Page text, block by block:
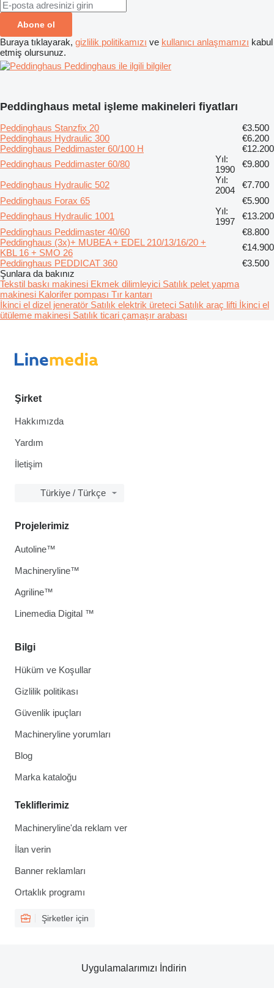
Abone ol
Buraya tıklayarak, gizlilik politikamızı ve kullanıcı anlaşmamızı kabul
etmiş olursunuz.
Peddinghaus ile ilgili bilgiler
Peddinghaus metal işleme makineleri fiyatları
Peddinghaus Stanzfix 20
€3.500
Peddinghaus Hydraulic 300
€6.200
Peddinghaus Peddimaster 60/100 H
€12.200
Peddinghaus Peddimaster 60/80
Yıl:
1990
€9.800
Peddinghaus Hydraulic 502
Yıl:
2004
€7.700
Peddinghaus Forax 65
€5.900
Peddinghaus Hydraulic 1001
Yıl:
1997
€13.200
Peddinghaus Peddimaster 40/60
€8.800
Peddinghaus (3x)+ MUBEA + EDEL 210/13/16/20 +
KBL 16 + SMO 26
€14.900
Peddinghaus PEDDICAT 360
€3.500
Şunlara da bakınız
Tekstil baskı makinesi Ekmek dilimleyici Satılık pelet yapma
makinesi Kalorifer pompası Tır kantarı
İkinci el dizel jeneratör Satılık elektrik üreteci Satılık araç lifti İkinci el
ütüleme makinesi Satılık ticari çamaşır arabası
Şirket
Hakkımızda
Yardım
İletişim
Türkiye / Türkçe
Bilgi
Hüküm ve Koşullar
Gizlilik politikası
Güvenlik ipuçları
Machineryline yorumları
Blog
Marka kataloğu
Tekliflerimiz
Machineryline'da reklam ver
İlan verin
Banner reklamları
Ortaklık programı
Şirketler için
Projelerimiz
Autoline™
Machineryline™
Agriline™
Linemedia Digital ™
Uygulamalarımızı İndirin